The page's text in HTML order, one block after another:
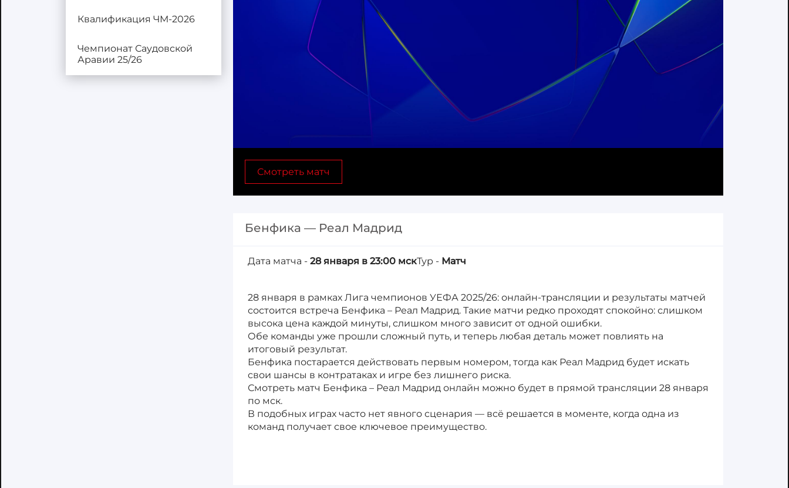
Квалификация ЧМ-2026
Чемпионат Саудовской
Аравии 25/26
Смотреть матч
Бенфика — Реал Мадрид
Дата матча - 28 января в 23:00 мскТур - Матч
28 января в рамках Лига чемпионов УЕФА 2025/26: онлайн-трансляции и результаты матчей
состоится встреча Бенфика – Реал Мадрид. Такие матчи редко проходят спокойно: слишком
высока цена каждой минуты, слишком много зависит от одной ошибки.
Обе команды уже прошли сложный путь, и теперь любая деталь может повлиять на
итоговый результат.
Бенфика постарается действовать первым номером, тогда как Реал Мадрид будет искать
свои шансы в контратаках и игре без лишнего риска.
Смотреть матч Бенфика – Реал Мадрид онлайн можно будет в прямой трансляции 28 января
по мск.
В подобных играх часто нет явного сценария — всё решается в моменте, когда одна из
команд получает свое ключевое преимущество.